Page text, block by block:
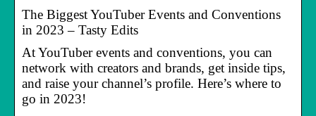
The Biggest YouTuber Events and Conventions
in 2023 – Tasty Edits
At YouTuber events and conventions, you can
network with creators and brands, get inside tips,
and raise your channel’s profile. Here’s where to
go in 2023!